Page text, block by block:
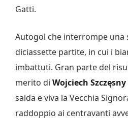
Gatti.
Autogol che interrompe una
diciassette partite, in cui i
imbattuti. Gran parte del
merito di Wojciech Szczęsny
salda e viva la Vecchia
raddoppio ai centravanti